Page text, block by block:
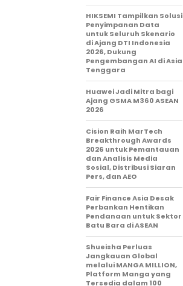
HIKSEMI Tampilkan Solusi
Penyimpanan Data
untuk Seluruh Skenario
di Ajang DTI Indonesia
2026, Dukung
Pengembangan AI di Asia
Tenggara
Huawei Jadi Mitra bagi
Ajang GSMA M360 ASEAN
2026
Cision Raih MarTech
Breakthrough Awards
2026 untuk Pemantauan
dan Analisis Media
Sosial, Distribusi Siaran
Pers, dan AEO
Fair Finance Asia Desak
Perbankan Hentikan
Pendanaan untuk Sektor
Batu Bara di ASEAN
Shueisha Perluas
Jangkauan Global
melalui MANGA MILLION,
Platform Manga yang
Tersedia dalam 100